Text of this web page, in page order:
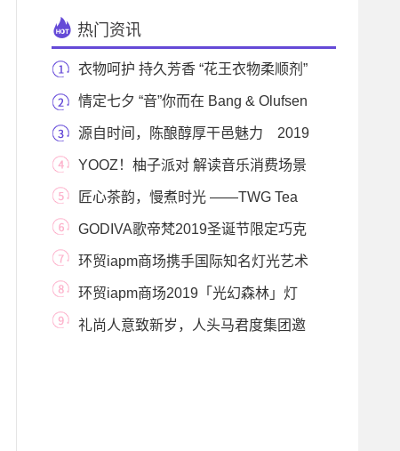
热门资讯
衣物呵护 持久芳香 “花王衣物柔顺剂”
&“花情定七夕 “音”你而在 Bang & Olufsen
甄选七夕源自时间，陈酿醇厚干邑魅力 2019
人头马木桶陈
YOOZ！柚子派对 解读音乐消费场景
的新语言匠心茶韵，慢煮时光 ——TWG Tea
中国专属迷你茶
GODIVA歌帝梵2019圣诞节限定巧克
力系列 开启怦然惊
环贸iapm商场携手国际知名灯光艺术
团队 打造专属
环贸iapm商场2019「光幻森林」灯
光艺术展 冬日光
礼尚人意致新岁，人头马君度集团邀